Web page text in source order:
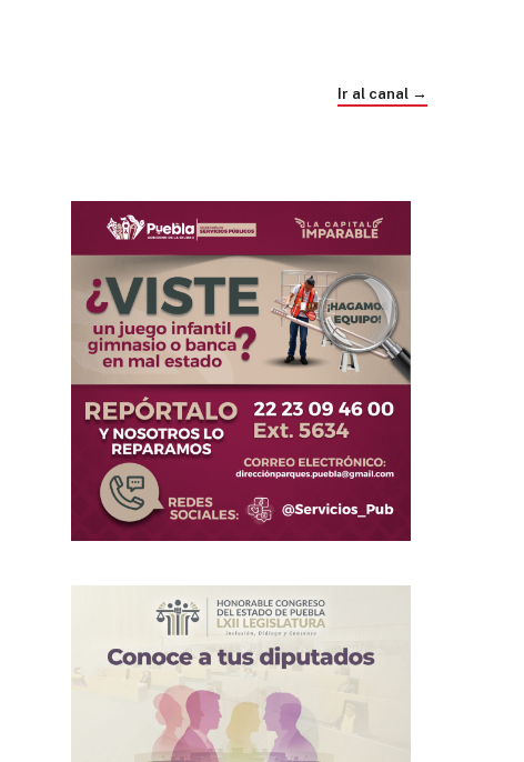
Ir al canal →